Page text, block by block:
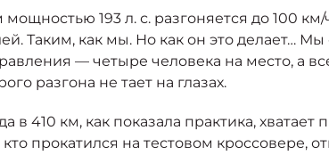
193 л. с. разгоняется до 100
Таким, как мы. Но как он это делает…
— четыре человека на место, а
разгона не тает на глазах.
в 410 км, как показала практика,
прокатился на тестовом кроссовере,